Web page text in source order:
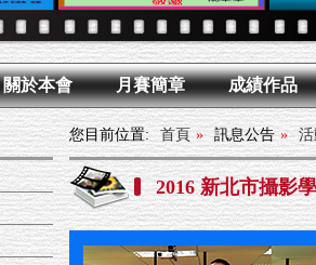
關於本會 月賽簡章 成績作品
您目前位置: 首頁 » 訊息公告 »
2016 新北市攝影